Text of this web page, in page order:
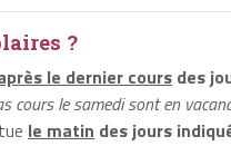
?
le dernier cours des
le samedi sont en
le matin des jours